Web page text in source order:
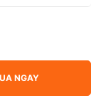
NGAY